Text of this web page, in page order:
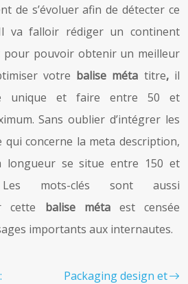
de s’évoluer afin de détecter ce
va falloir rédiger un continent
pouvoir obtenir un meilleur
votre balise méta titre, il
unique et faire entre 50 et
Sans oublier d’intégrer les
qui concerne la meta description,
longueur se situe entre 150 et
mots-clés sont aussi
cette balise métaest censée
importants aux internautes.
Packaging design et